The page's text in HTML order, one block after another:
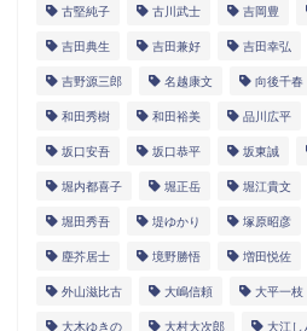
古堅純子 古川武士 吉岡豊
吉田典生 吉田兼好 吉田幸弘
吉野源三郎 名越康文 向後千春
和田秀樹 和田裕美 品川広平
坂口安吾 坂口恭平 坂東誠
堀内都喜子 堀正岳 堀江貴文
堀田秀吾 堤ゆかり 塚原昭彦
塵芥居士 境野勝悟 増田悦佐
外山滋比古 大嶋信頼 大平一枝
大木ゆきの 大村大次郎 大江し